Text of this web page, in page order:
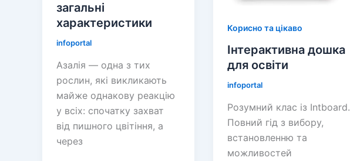
загальні
характеристики
infoportal
Азалія — одна з тих
рослин, які викликають
майже однакову реакцію
у всіх: спочатку захват
від пишного цвітіння, а
через
Корисно та цікаво
Інтерактивна дошка
для освіти
infoportal
Розумний клас із Intboard.
Повний гід з вибору,
встановленню та
можливостей